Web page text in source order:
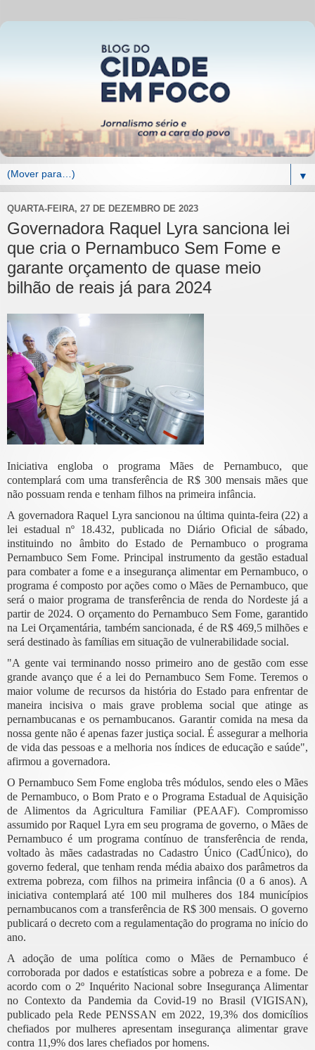
▼
QUARTA-FEIRA, 27 DE DEZEMBRO DE 2023
Governadora Raquel Lyra sanciona lei
que cria o Pernambuco Sem Fome e
garante orçamento de quase meio
bilhão de reais já para 2024
Iniciativa engloba o programa Mães de Pernambuco, que
contemplará com uma transferência de R$ 300 mensais mães que
não possuam renda e tenham filhos na primeira infância.
A governadora Raquel Lyra sancionou na última quinta-feira (22) a
lei estadual nº 18.432, publicada no Diário Oficial de sábado,
instituindo no âmbito do Estado de Pernambuco o programa
Pernambuco Sem Fome. Principal instrumento da gestão estadual
para combater a fome e a insegurança alimentar em Pernambuco, o
programa é composto por ações como o Mães de Pernambuco, que
será o maior programa de transferência de renda do Nordeste já a
partir de 2024. O orçamento do Pernambuco Sem Fome, garantido
na Lei Orçamentária, também sancionada, é de R$ 469,5 milhões e
será destinado às famílias em situação de vulnerabilidade social.
"A gente vai terminando nosso primeiro ano de gestão com esse
grande avanço que é a lei do Pernambuco Sem Fome. Teremos o
maior volume de recursos da história do Estado para enfrentar de
maneira incisiva o mais grave problema social que atinge as
pernambucanas e os pernambucanos. Garantir comida na mesa da
nossa gente não é apenas fazer justiça social. É assegurar a melhoria
de vida das pessoas e a melhoria nos índices de educação e saúde",
afirmou a governadora.
O Pernambuco Sem Fome engloba três módulos, sendo eles o Mães
de Pernambuco, o Bom Prato e o Programa Estadual de Aquisição
de Alimentos da Agricultura Familiar (PEAAF). Compromisso
assumido por Raquel Lyra em seu programa de governo, o Mães de
Pernambuco é um programa contínuo de transferência de renda,
voltado às mães cadastradas no Cadastro Único (CadÚnico), do
governo federal, que tenham renda média abaixo dos parâmetros da
extrema pobreza, com filhos na primeira infância (0 a 6 anos). A
iniciativa contemplará até 100 mil mulheres dos 184 municípios
pernambucanos com a transferência de R$ 300 mensais. O governo
publicará o decreto com a regulamentação do programa no início do
ano.
A adoção de uma política como o Mães de Pernambuco é
corroborada por dados e estatísticas sobre a pobreza e a fome. De
acordo com o 2º Inquérito Nacional sobre Insegurança Alimentar
no Contexto da Pandemia da Covid-19 no Brasil (VIGISAN),
publicado pela Rede PENSSAN em 2022, 19,3% dos domicílios
chefiados por mulheres apresentam insegurança alimentar grave
contra 11,9% dos lares chefiados por homens.